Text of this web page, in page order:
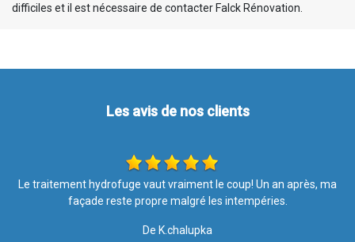
difficiles et il est nécessaire de contacter Falck Rénovation.
Les avis de nos clients
Ponctuel, très soigné, nous sommes très satisfait des travaux
effectués Merci
De Jean Marie Hettange Grande